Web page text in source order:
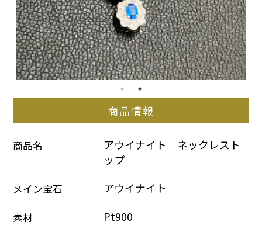
商品情報
商品名
アウイナイト　ネックレスト
ップ
メイン宝石 アウイナイト
素材 Pt900